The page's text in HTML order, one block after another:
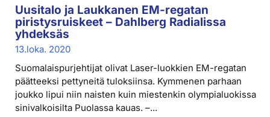
Uusitalo ja Laukkanen EM-regatan
piristysruiskeet – Dahlberg Radialissa
yhdeksäs
13.loka. 2020
Suomalaispurjehtijat olivat Laser-luokkien EM-regatan
päätteeksi pettyneitä tuloksiinsa. Kymmenen parhaan
joukko lipui niin naisten kuin miestenkin olympialuokissa
sinivalkoisilta Puolassa kauas. –...